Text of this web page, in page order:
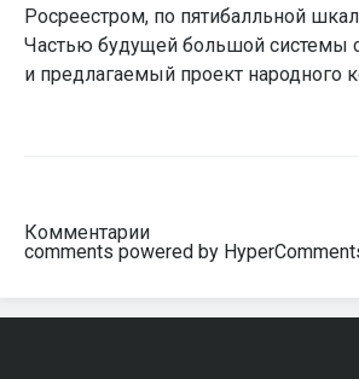
Росреестром, по пятибалльной
Частью будущей большой системы
и предлагаемый проект народного
Комментарии
comments powered by